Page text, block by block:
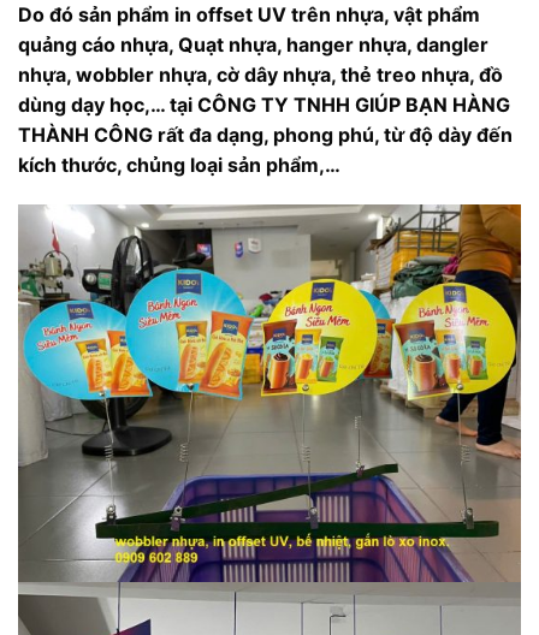
Do đó sản phẩm in offset UV trên nhựa, vật phẩm
quảng cáo nhựa, Quạt nhựa, hanger nhựa, dangler
nhựa, wobbler nhựa, cờ dây nhựa, thẻ treo nhựa, đồ
dùng dạy học,… tại CÔNG TY TNHH GIÚP BẠN HÀNG
THÀNH CÔNG rất đa dạng, phong phú, từ độ dày đến
kích thước, chủng loại sản phẩm,…